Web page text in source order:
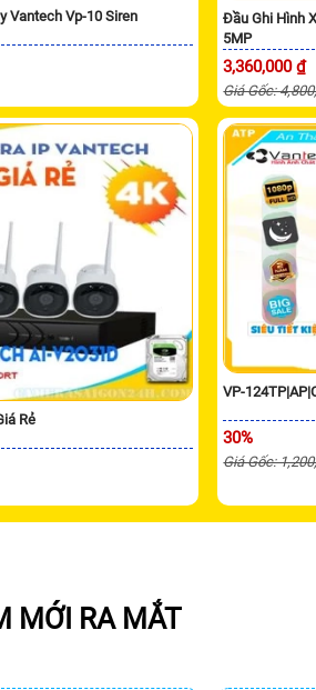
Vantech Vp-10 Siren
Đầu Ghi Hình
5MP
3,360,000 ₫
Giá Gốc:
Rẻ
VP-
30%
Giá Gốc:
MỚI RA MẮT